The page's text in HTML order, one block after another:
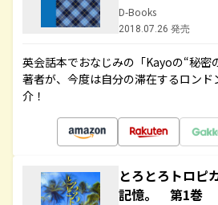
D-Books
2018.07.26 発売
英会話本でおなじみの「Kayoの“秘密
著者が、今度は自分の滞在するロン
介！
とろとろトロピ
記憶。 第1巻